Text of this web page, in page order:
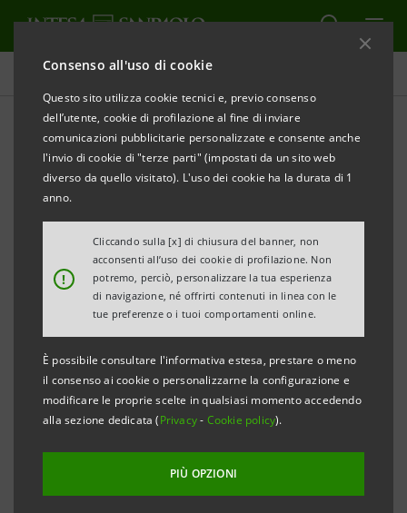
Consenso all'uso di cookie
Questo sito utilizza cookie tecnici e, previo consenso
dell’utente, cookie di profilazione al fine di inviare
comunicazioni pubblicitarie personalizzate e consente anche
l'invio di cookie di "terze parti" (impostati da un sito web
diverso da quello visitato). L'uso dei cookie ha la durata di 1
anno.
!
Cliccando sulla [x] di chiusura del banner, non
acconsenti all’uso dei cookie di profilazione. Non
potremo, perciò, personalizzare la tua esperienza
di navigazione, né offrirti contenuti in linea con le
tue preferenze o i tuoi comportamenti online.
È possibile consultare l'informativa estesa, prestare o meno
il consenso ai cookie o personalizzarne la configurazione e
modificare le proprie scelte in qualsiasi momento accedendo
alla sezione dedicata (Privacy- Cookie policy).
PIÙ OPZIONI
Tutti gli eventi sostenuti dalla banca
CULTURA
Andrea Mantegna a Palazzo
Madama